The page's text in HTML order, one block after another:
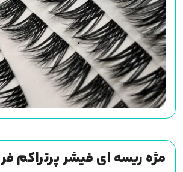
مژه ریسه ای فیشر پرتراکم فر C (کد525)